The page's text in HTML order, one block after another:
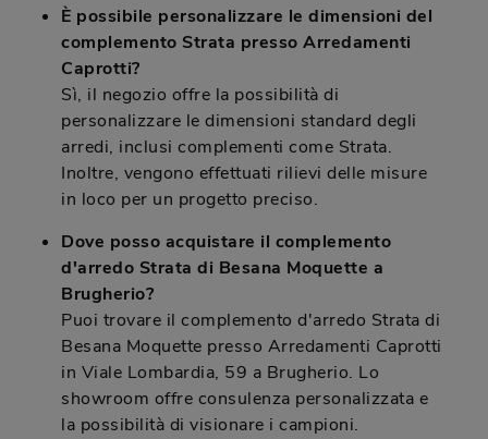
È possibile personalizzare le dimensioni del
complemento Strata presso Arredamenti
Caprotti?
Sì, il negozio offre la possibilità di
personalizzare le dimensioni standard degli
arredi, inclusi complementi come Strata.
Inoltre, vengono effettuati rilievi delle misure
in loco per un progetto preciso.
Dove posso acquistare il complemento
d'arredo Strata di Besana Moquette a
Brugherio?
Puoi trovare il complemento d'arredo Strata di
Besana Moquette presso Arredamenti Caprotti
in Viale Lombardia, 59 a Brugherio. Lo
showroom offre consulenza personalizzata e
la possibilità di visionare i campioni.